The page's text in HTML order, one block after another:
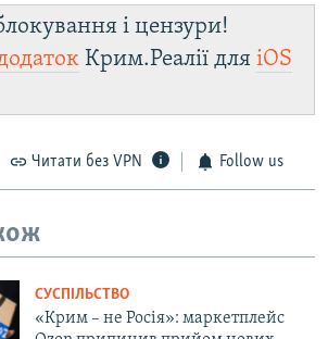
і цензури!
Крим.Реалії для iOS
Читати без VPN Follow us
СУСПІЛЬСТВО
«Крим – не Росія»: маркетплейс